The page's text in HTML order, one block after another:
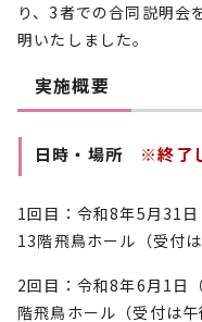
り、3者での合同説明会
明いたしました。
実施概要
日時・場所 ※終了
1回目：令和8年5月31
13階飛鳥ホール（受付
2回目：令和8年6月1日
階飛鳥ホール（受付は午